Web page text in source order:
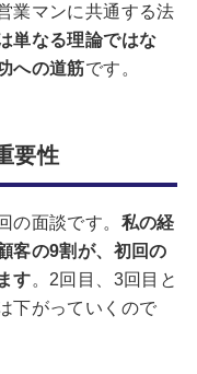
業マンに共通する法
単なる理論ではな
への道筋です。
要性
の面談です。 私の経
客の9割が、初回の
す。2回目、3回目と
下がっていくので